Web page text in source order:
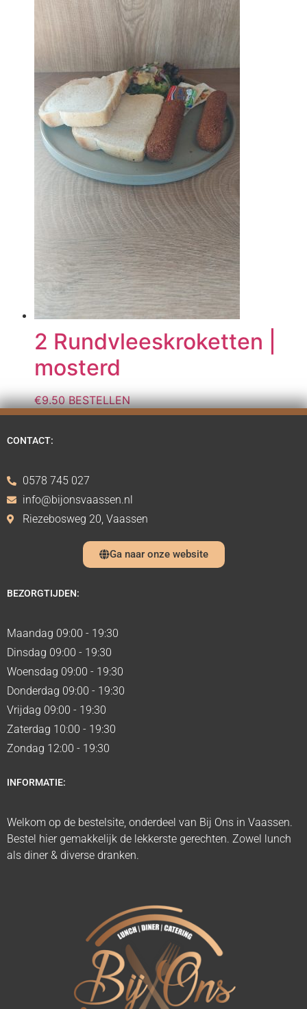
2 Rundvleeskroketten |
mosterd
€9.50 BESTELLEN
CONTACT:
0578 745 027
info@bijonsvaassen.nl
Riezebosweg 20, Vaassen
Ga naar onze website
BEZORGTIJDEN:
Maandag 09:00 - 19:30
Dinsdag 09:00 - 19:30
Woensdag 09:00 - 19:30
Donderdag 09:00 - 19:30
Vrijdag 09:00 - 19:30
Zaterdag 10:00 - 19:30
Zondag 12:00 - 19:30
INFORMATIE:
Welkom op de bestelsite, onderdeel van Bij Ons in Vaassen.
Bestel hier gemakkelijk de lekkerste gerechten. Zowel lunch
als diner & diverse dranken.